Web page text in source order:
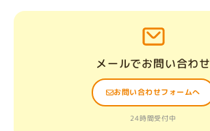
メールでお問い合わせ
お問い合わせフォームへ
24時間受付中